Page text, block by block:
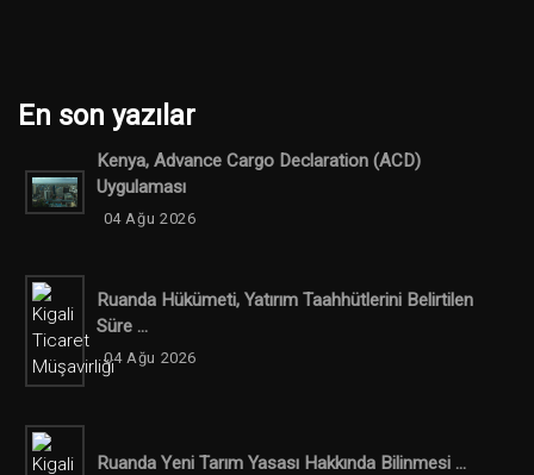
En son yazılar
Kenya, Advance Cargo Declaration (ACD)
Uygulaması
04 Ağu 2026
Ruanda Hükümeti, Yatırım Taahhütlerini Belirtilen
Süre ...
04 Ağu 2026
Ruanda Yeni Tarım Yasası Hakkında Bilinmesi ...